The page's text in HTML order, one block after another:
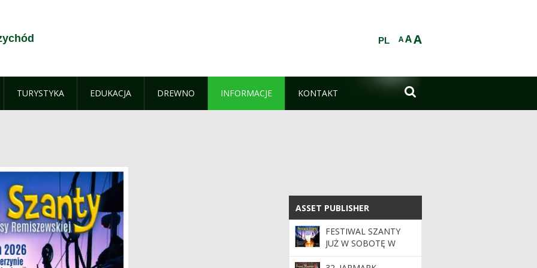
AAA
PL
TURYSTYKA EDUKACJA DREWNO INFORMACJE KONTAKT 
ASSET PUBLISHER
ASSET PUBLISHER
FESTIWAL SZANTY
JUŻ W SOBOTĘ W
MIERZYNIE!